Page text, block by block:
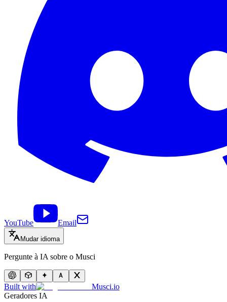
YouTube Email
Mudar idioma
Pergunte à IA sobre o Musci
Built with
Musci.io
Geradores IA